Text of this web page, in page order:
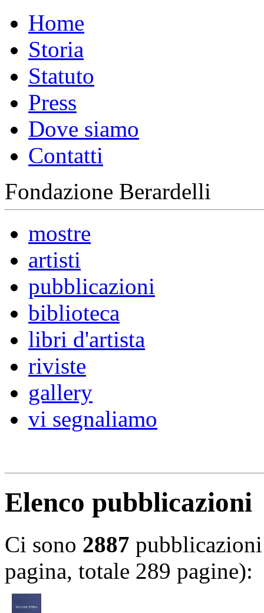
Home
Storia
Statuto
Press
Dove siamo
Contatti
Fondazione Berardelli
mostre
artisti
pubblicazioni
biblioteca
libri d'artista
riviste
gallery
vi segnaliamo
Elenco pubblicazioni
Ci sono 2887
pagina, totale 289 pagine):